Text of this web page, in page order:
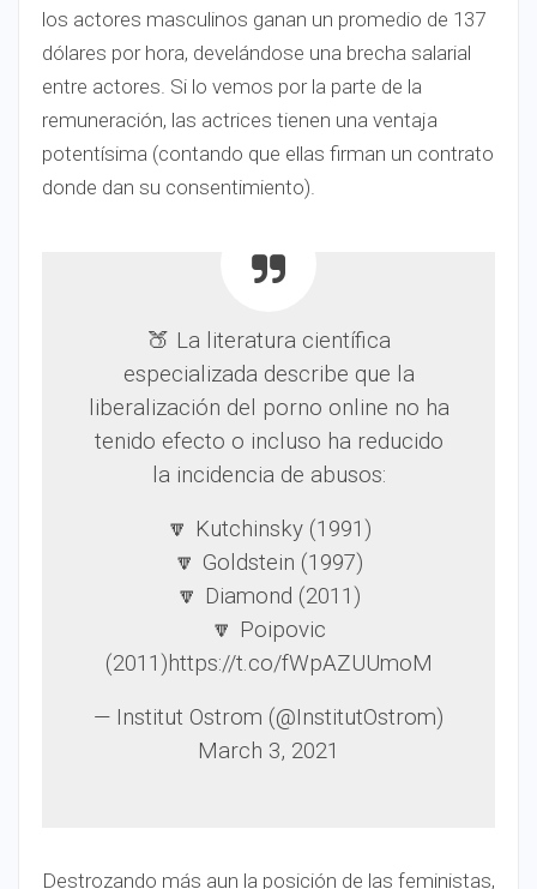
los actores masculinos ganan un promedio de 137
dólares por hora, develándose una brecha salarial
entre actores. Si lo vemos por la parte de la
remuneración, las actrices tienen una ventaja
potentísima (contando que ellas firman un contrato
donde dan su consentimiento).
🍑 La literatura científica
especializada describe que la
liberalización del porno online no ha
tenido efecto o incluso ha reducido
la incidencia de abusos:
🔽 Kutchinsky (1991)
🔽 Goldstein (1997)
🔽 Diamond (2011)
🔽 Poipovic
(2011)https://t.co/fWpAZUUmoM
— Institut Ostrom (@InstitutOstrom)
March 3, 2021
Destrozando más aun la posición de las feministas,